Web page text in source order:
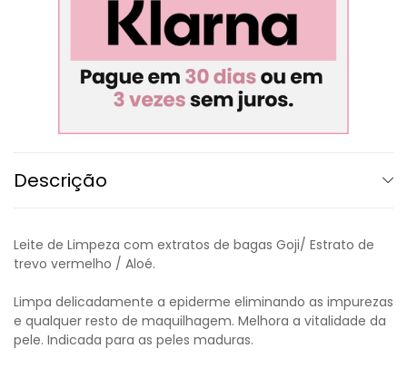
Descrição
Leite de Limpeza com extratos de bagas Goji/ Estrato de
trevo vermelho / Aloé.
Limpa delicadamente a epiderme eliminando as impurezas
e qualquer resto de maquilhagem. Melhora a vitalidade da
pele. Indicada para as peles maduras.